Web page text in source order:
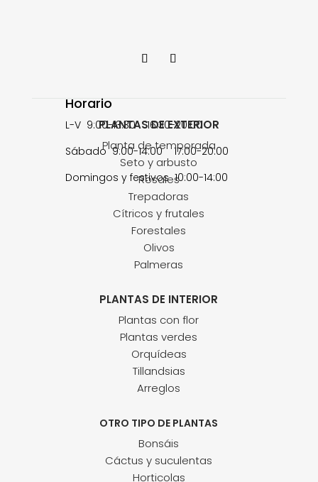
Horario
L-V 9:00-13:30 16:30-20:00
Sábado 9:00-14:00 17:00-20:00
Domingos y festivos 10:00-14:00
PLANTAS DE EXTERIOR
Planta de temporada
Seto y arbusto
Rosales
Trepadoras
Cítricos y frutales
Forestales
Olivos
Palmeras
PLANTAS DE INTERIOR
Plantas con flor
Plantas verdes
Orquídeas
Tillandsias
Arreglos
OTRO TIPO DE PLANTAS
Bonsáis
Cáctus y suculentas
Horticolas